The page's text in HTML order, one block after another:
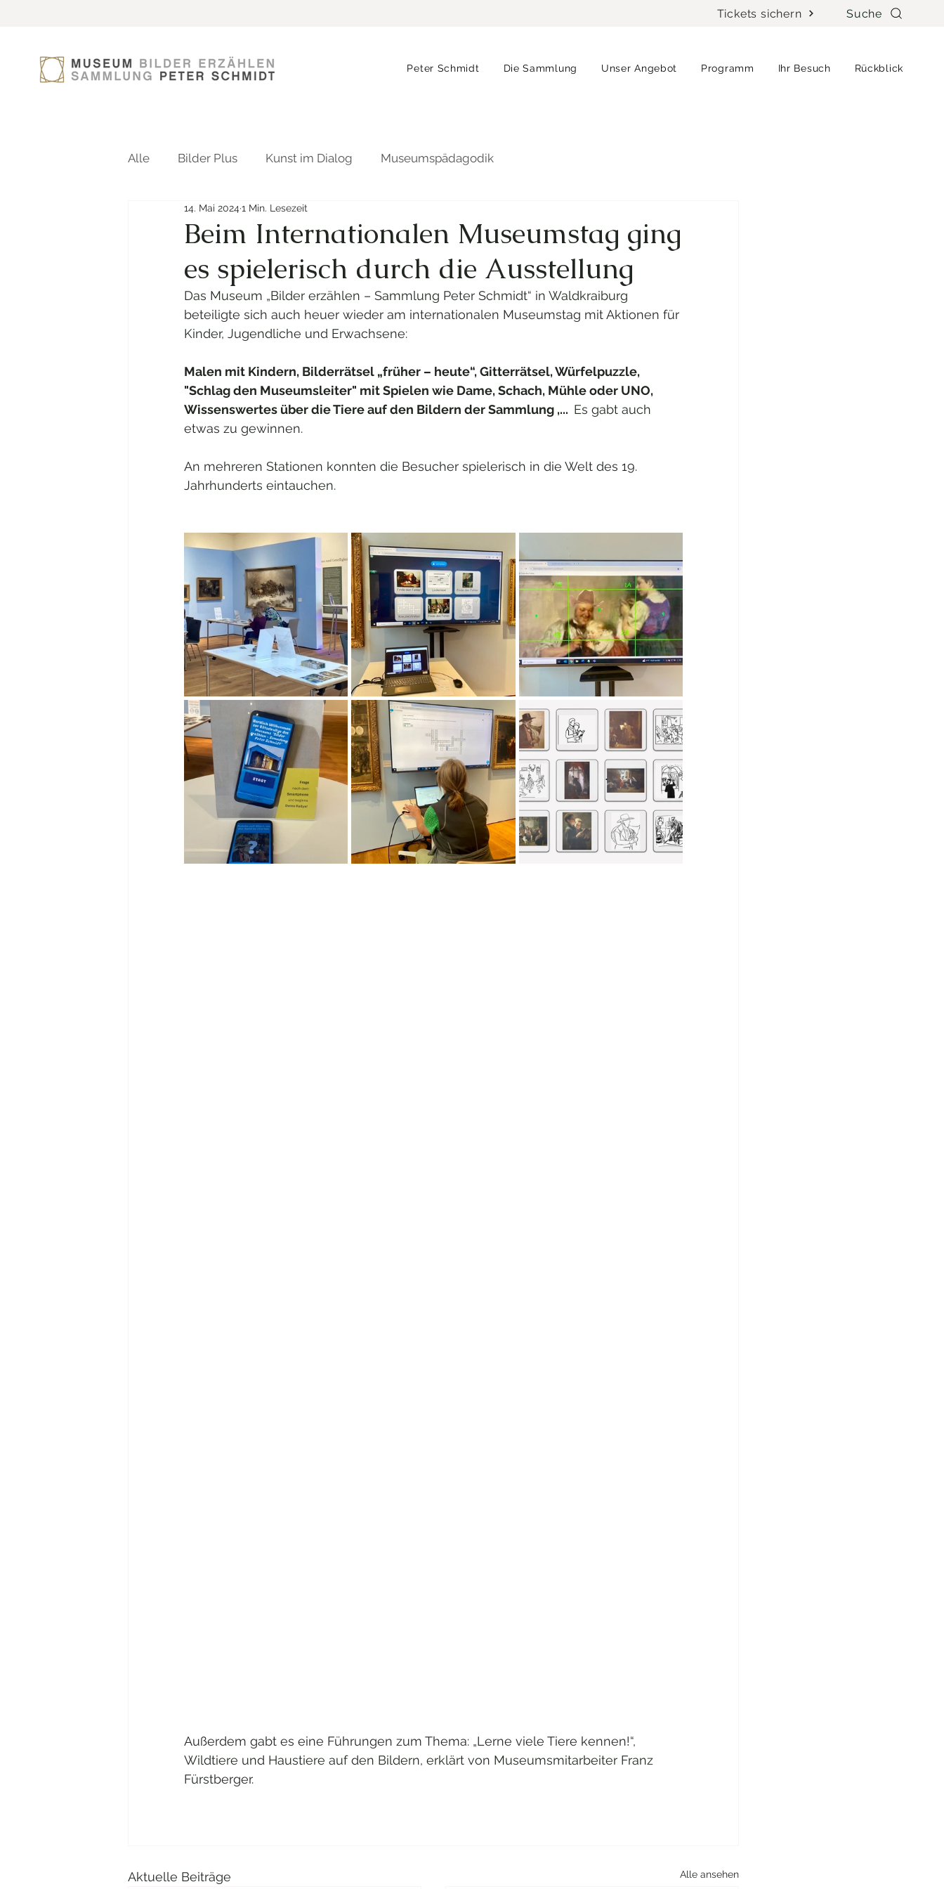
Tickets sichern Suche
Peter Schmidt Die Sammlung Unser Angebot Programm Ihr Besuch Rückblick
Alle Bilder Plus Kunst im Dialog Museumspädagodik
Beim Internationalen Museumstag ging
es spielerisch durch die Ausstellung
14. Mai 2024 1 Min. Lesezeit
Das Museum „Bilder erzählen – Sammlung Peter Schmidt“ in Waldkraiburg
beteiligte sich auch heuer wieder am internationalen Museumstag mit Aktionen für
Kinder, Jugendliche und Erwachsene:
Malen mit Kindern, Bilderrätsel „früher – heute“, Gitterrätsel, Würfelpuzzle,
"Schlag den Museumsleiter" mit Spielen wie Dame, Schach, Mühle oder UNO,
Wissenswertes über die Tiere auf den Bildern der Sammlung ,... Es gabt auch
etwas zu gewinnen.
An mehreren Stationen konnten die Besucher spielerisch in die Welt des 19.
Jahrhunderts eintauchen.
Außerdem gabt es eine Führungen zum Thema: „Lerne viele Tiere kennen!“,
Wildtiere und Haustiere auf den Bildern, erklärt von Museumsmitarbeiter Franz
Fürstberger.
Aktuelle Beiträge Alle ansehen